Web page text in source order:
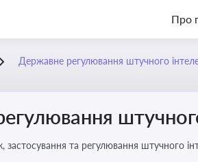
Про
Державне регулювання штучного
застосування та регулювання штучного